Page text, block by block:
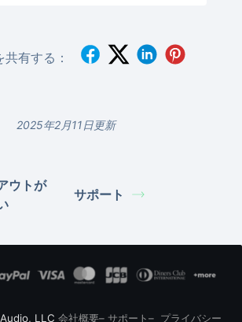
有する：
2025年2月11日更新
ウトが
サポート
LLC 会社概要– サポート– プライバシー